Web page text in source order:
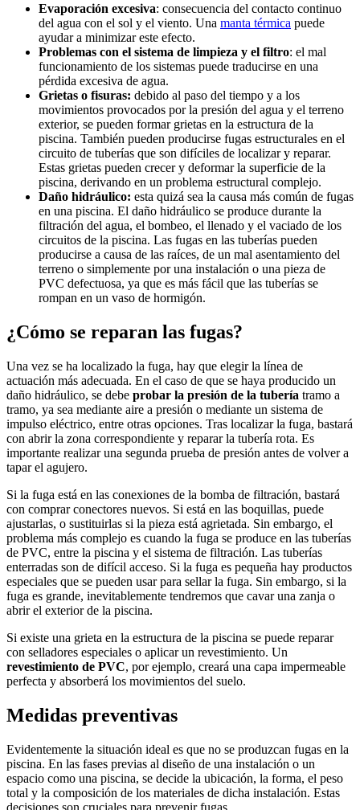
Evaporación excesiva: consecuencia del contacto continuo
del agua con el sol y el viento. Una manta térmica puede
ayudar a minimizar este efecto.
Problemas con el sistema de limpieza y el filtro: el mal
funcionamiento de los sistemas puede traducirse en una
pérdida excesiva de agua.
Grietas o fisuras: debido al paso del tiempo y a los
movimientos provocados por la presión del agua y el terreno
exterior, se pueden formar grietas en la estructura de la
piscina. También pueden producirse fugas estructurales en el
circuito de tuberías que son difíciles de localizar y reparar.
Estas grietas pueden crecer y deformar la superficie de la
piscina, derivando en un problema estructural complejo.
Daño hidráulico: esta quizá sea la causa más común de fugas
en una piscina. El daño hidráulico se produce durante la
filtración del agua, el bombeo, el llenado y el vaciado de los
circuitos de la piscina. Las fugas en las tuberías pueden
producirse a causa de las raíces, de un mal asentamiento del
terreno o simplemente por una instalación o una pieza de
PVC defectuosa, ya que es más fácil que las tuberías se
rompan en un vaso de hormigón.
¿Cómo se reparan las fugas?
Una vez se ha localizado la fuga, hay que elegir la línea de
actuación más adecuada. En el caso de que se haya producido un
daño hidráulico, se debe probar la presión de la tubería tramo a
tramo, ya sea mediante aire a presión o mediante un sistema de
impulso eléctrico, entre otras opciones. Tras localizar la fuga, bastará
con abrir la zona correspondiente y reparar la tubería rota. Es
importante realizar una segunda prueba de presión antes de volver a
tapar el agujero.
Si la fuga está en las conexiones de la bomba de filtración, bastará
con comprar conectores nuevos. Si está en las boquillas, puede
ajustarlas, o sustituirlas si la pieza está agrietada. Sin embargo, el
problema más complejo es cuando la fuga se produce en las tuberías
de PVC, entre la piscina y el sistema de filtración. Las tuberías
enterradas son de difícil acceso. Si la fuga es pequeña hay productos
especiales que se pueden usar para sellar la fuga. Sin embargo, si la
fuga es grande, inevitablemente tendremos que cavar una zanja o
abrir el exterior de la piscina.
Si existe una grieta en la estructura de la piscina se puede reparar
con selladores especiales o aplicar un revestimiento. Un
revestimiento de PVC, por ejemplo, creará una capa impermeable
perfecta y absorberá los movimientos del suelo.
Medidas preventivas
Evidentemente la situación ideal es que no se produzcan fugas en la
piscina. En las fases previas al diseño de una instalación o un
espacio como una piscina, se decide la ubicación, la forma, el peso
total y la composición de los materiales de dicha instalación. Estas
decisiones son cruciales para prevenir fugas.